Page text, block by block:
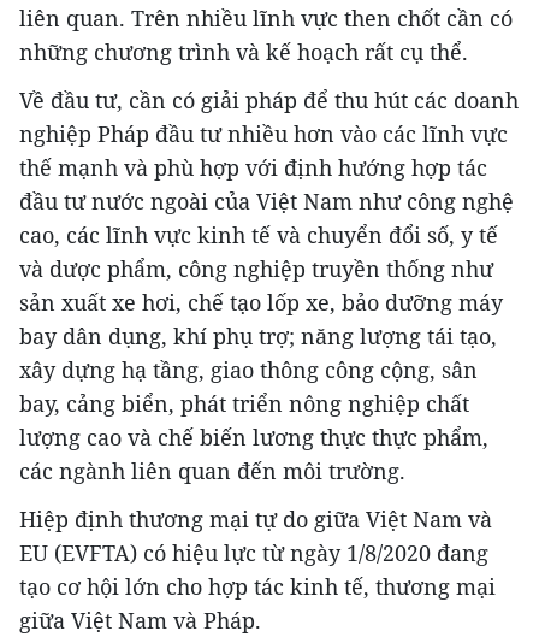
liên quan. Trên nhiều lĩnh vực then chốt cần có
những chương trình và kế hoạch rất cụ thể.
Về đầu tư, cần có giải pháp để thu hút các doanh
nghiệp Pháp đầu tư nhiều hơn vào các lĩnh vực
thế mạnh và phù hợp với định hướng hợp tác
đầu tư nước ngoài của Việt Nam như công nghệ
cao, các lĩnh vực kinh tế và chuyển đổi số, y tế
và dược phẩm, công nghiệp truyền thống như
sản xuất xe hơi, chế tạo lốp xe, bảo dưỡng máy
bay dân dụng, khí phụ trợ; năng lượng tái tạo,
xây dựng hạ tầng, giao thông công cộng, sân
bay, cảng biển, phát triển nông nghiệp chất
lượng cao và chế biến lương thực thực phẩm,
các ngành liên quan đến môi trường.
Hiệp định thương mại tự do giữa Việt Nam và
EU (EVFTA) có hiệu lực từ ngày 1/8/2020 đang
tạo cơ hội lớn cho hợp tác kinh tế, thương mại
giữa Việt Nam và Pháp.